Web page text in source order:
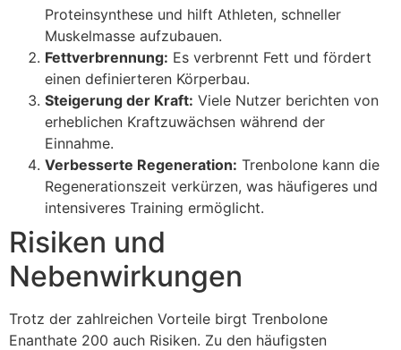
Proteinsynthese und hilft Athleten, schneller
Muskelmasse aufzubauen.
Fettverbrennung: Es verbrennt Fett und fördert
einen definierteren Körperbau.
Steigerung der Kraft: Viele Nutzer berichten von
erheblichen Kraftzuwächsen während der
Einnahme.
Verbesserte Regeneration: Trenbolone kann die
Regenerationszeit verkürzen, was häufigeres und
intensiveres Training ermöglicht.
Risiken und
Nebenwirkungen
Trotz der zahlreichen Vorteile birgt Trenbolone
Enanthate 200 auch Risiken. Zu den häufigsten